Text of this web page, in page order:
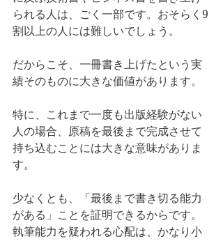
られる人は、ごく一部です。おそらく9
割以上の人には難しいでしょう。
だからこそ、一冊書き上げたという実
績そのものに大きな価値があります。
特に、これまで一度も出版経験がない
人の場合、原稿を最後まで完成させて
持ち込むことには大きな意味がありま
す。
少なくとも、「最後まで書き切る能力
がある」ことを証明できるからです。
執筆能力を疑われる心配は、かなり小